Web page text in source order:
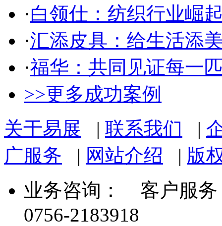
·白领仕：纺织行业崛
·汇添皮具：给生活添
·福华：共同见证每一
>>更多成功案例
关于易展 | 联系我们 |
广服务 | 网站介绍 | 版
业务咨询：
客户服务
0756-2183918